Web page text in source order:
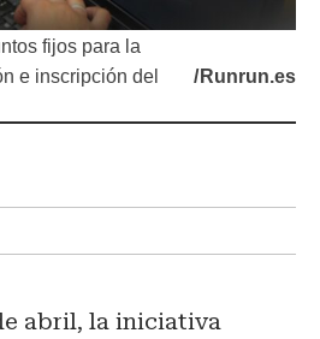
fijos para la
e inscripción del
/ Runrun.es
abril, la iniciativa